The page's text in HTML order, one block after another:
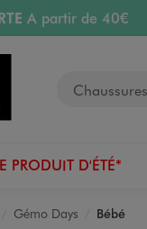
A partir de 40€
OFFERTE
FRAIS
dès 50€
30 jours
PRODUIT D'ÉTÉ*
Gémo Days Bébé